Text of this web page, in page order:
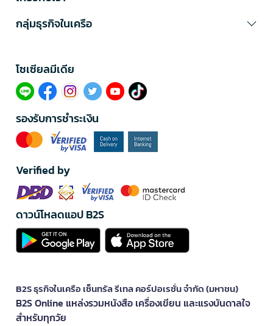
กลุ่มธุรกิจในเครือ
โซเซียลมีเดีย​
รองรับการชำระเงิน
Verified by
ดาวน์โหลดแอป B2S
B2S ธุรกิจในเครือ เซ็นทรัล รีเทล คอร์ปอเรชั่น จำกัด (มหาชน)
B2S Online แหล่งรวมหนังสือ เครื่องเขียน และแรงบันดาลใจ
สำหรับทุกวัย